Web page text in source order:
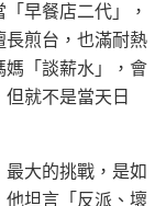
早餐店二代」，
長煎台，也滿耐熱
媽「談薪水」，會
就不是當天日
大的挑戰，是如
坦言「反派、壞